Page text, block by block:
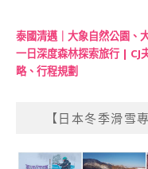
泰國清邁｜大象自然公園
一日深度森林探索旅行 | CJ
略、行程規劃
【日本冬季滑雪